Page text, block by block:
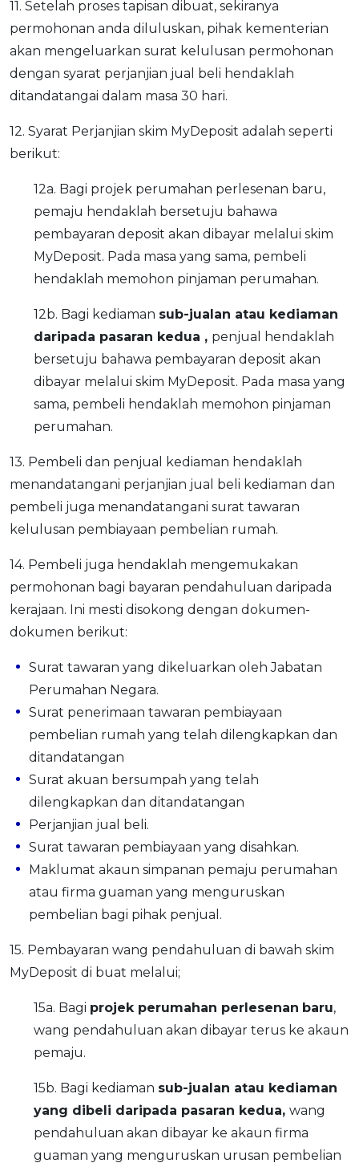
11. Setelah proses tapisan dibuat, sekiranya
permohonan anda diluluskan, pihak kementerian
akan mengeluarkan surat kelulusan permohonan
dengan syarat perjanjian jual beli hendaklah
ditandatangai dalam masa 30 hari.
12. Syarat Perjanjian skim MyDeposit adalah seperti
berikut:
12a. Bagi projek perumahan perlesenan baru,
pemaju hendaklah bersetuju bahawa
pembayaran deposit akan dibayar melalui skim
MyDeposit. Pada masa yang sama, pembeli
hendaklah memohon pinjaman perumahan.
12b. Bagi kediaman sub-jualan atau kediaman
daripada pasaran kedua , penjual hendaklah
bersetuju bahawa pembayaran deposit akan
dibayar melalui skim MyDeposit. Pada masa yang
sama, pembeli hendaklah memohon pinjaman
perumahan.
13. Pembeli dan penjual kediaman hendaklah
menandatangani perjanjian jual beli kediaman dan
pembeli juga menandatangani surat tawaran
kelulusan pembiayaan pembelian rumah.
14. Pembeli juga hendaklah mengemukakan
permohonan bagi bayaran pendahuluan daripada
kerajaan. Ini mesti disokong dengan dokumen-
dokumen berikut:
Surat tawaran yang dikeluarkan oleh Jabatan
Perumahan Negara.
Surat penerimaan tawaran pembiayaan
pembelian rumah yang telah dilengkapkan dan
ditandatangan
Surat akuan bersumpah yang telah
dilengkapkan dan ditandatangan
Perjanjian jual beli.
Surat tawaran pembiayaan yang disahkan.
Maklumat akaun simpanan pemaju perumahan
atau firma guaman yang menguruskan
pembelian bagi pihak penjual.
15. Pembayaran wang pendahuluan di bawah skim
MyDeposit di buat melalui;
15a. Bagi projek perumahan perlesenan baru,
wang pendahuluan akan dibayar terus ke akaun
pemaju.
15b. Bagi kediaman sub-jualan atau kediaman
yang dibeli daripada pasaran kedua, wang
pendahuluan akan dibayar ke akaun firma
guaman yang menguruskan urusan pembelian